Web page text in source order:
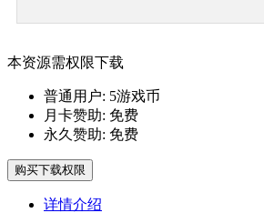
本资源需权限下载
普通用户: 5游戏币
月卡赞助: 免费
永久赞助: 免费
购买下载权限
详情介绍